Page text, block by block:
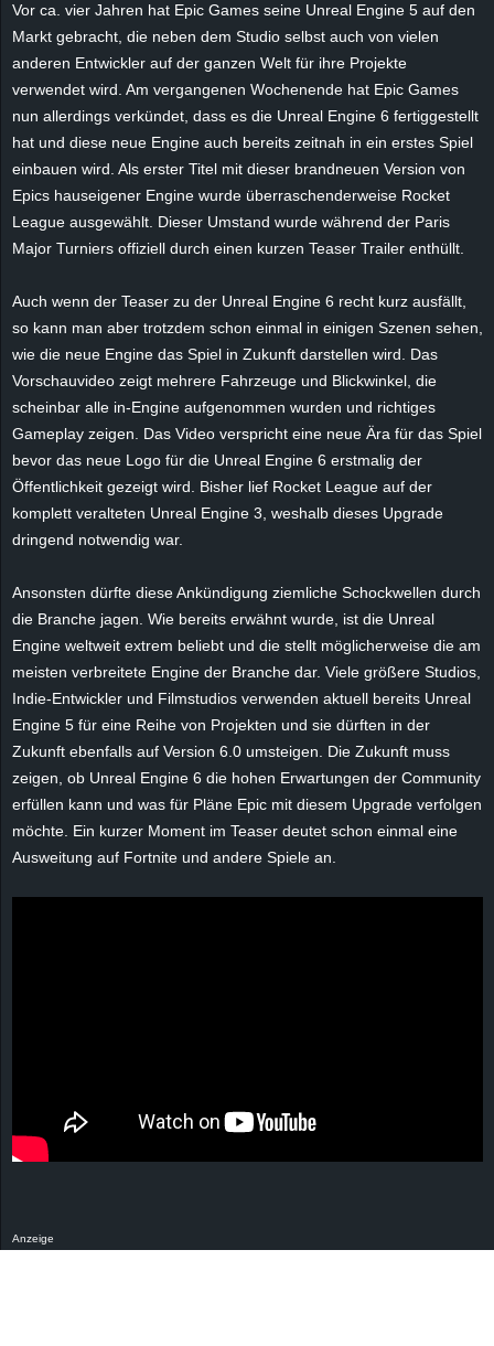
Vor ca. vier Jahren hat Epic Games seine Unreal Engine 5 auf den
Markt gebracht, die neben dem Studio selbst auch von vielen
anderen Entwickler auf der ganzen Welt für ihre Projekte
verwendet wird. Am vergangenen Wochenende hat Epic Games
nun allerdings verkündet, dass es die Unreal Engine 6 fertiggestellt
hat und diese neue Engine auch bereits zeitnah in ein erstes Spiel
einbauen wird. Als erster Titel mit dieser brandneuen Version von
Epics hauseigener Engine wurde überraschenderweise Rocket
League ausgewählt. Dieser Umstand wurde während der Paris
Major Turniers offiziell durch einen kurzen Teaser Trailer enthüllt.
Auch wenn der Teaser zu der Unreal Engine 6 recht kurz ausfällt,
so kann man aber trotzdem schon einmal in einigen Szenen sehen,
wie die neue Engine das Spiel in Zukunft darstellen wird. Das
Vorschauvideo zeigt mehrere Fahrzeuge und Blickwinkel, die
scheinbar alle in-Engine aufgenommen wurden und richtiges
Gameplay zeigen. Das Video verspricht eine neue Ära für das Spiel
bevor das neue Logo für die Unreal Engine 6 erstmalig der
Öffentlichkeit gezeigt wird. Bisher lief Rocket League auf der
komplett veralteten Unreal Engine 3, weshalb dieses Upgrade
dringend notwendig war.
Ansonsten dürfte diese Ankündigung ziemliche Schockwellen durch
die Branche jagen. Wie bereits erwähnt wurde, ist die Unreal
Engine weltweit extrem beliebt und die stellt möglicherweise die am
meisten verbreitete Engine der Branche dar. Viele größere Studios,
Indie-Entwickler und Filmstudios verwenden aktuell bereits Unreal
Engine 5 für eine Reihe von Projekten und sie dürften in der
Zukunft ebenfalls auf Version 6.0 umsteigen. Die Zukunft muss
zeigen, ob Unreal Engine 6 die hohen Erwartungen der Community
erfüllen kann und was für Pläne Epic mit diesem Upgrade verfolgen
möchte. Ein kurzer Moment im Teaser deutet schon einmal eine
Ausweitung auf Fortnite und andere Spiele an.
Anzeige